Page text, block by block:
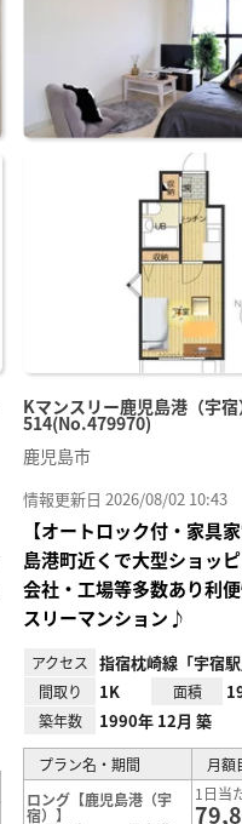
Kマンスリー鹿児島港（宇
514(No.479970)
鹿児島市
情報更新日 2026/08/02 10:43
【オートロック付・家具
島港町近くで大型ショッ
会社・工場等多数あり利
スリーマンション♪
アクセス 指宿枕崎線「宇宿
間取り 1K 面積
築年数 1990年 12月 築
プラン名・期間
月額
ロング【鹿児島港（宇
宿）】
1日当